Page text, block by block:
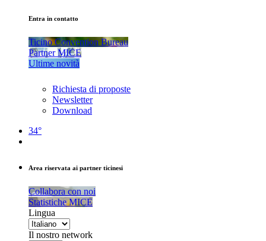
Entra in contatto
Ticino Convention Bureau
Partner MICE
Ultime novità
Richiesta di proposte
Newsletter
Download
34°
Area riservata ai partner ticinesi
Collabora con noi
Statistiche MICE
Lingua
Il nostro network